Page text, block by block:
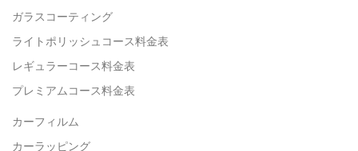
ガラスコーティング
ライトポリッシュコース料金表
レギュラーコース料金表
プレミアムコース料金表
カーフィルム
カーラッピング